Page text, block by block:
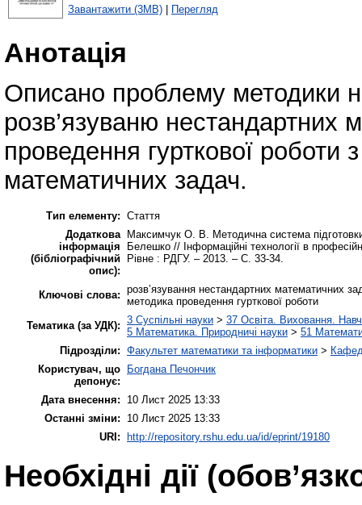
Завантажити (3MB) | Перегляд
Анотація
Описано проблему методики
розв’язуваню нестандартних
проведення гурткової роботи
математичних задач.
Тип елементу: Стаття
Додаткова
інформація
(бібліографічний
опис):
Максимчук О. В. Методична система
Белешко // Інформаційні технології в
Рівне : РДГУ. – 2013. – С. 33-34.
Ключові слова: розв’язування нестандартних математичних
методика проведення гурткової роботи
Тематика (за УДК): 3 Суспільні науки > 37 Освіта. Виховання.
5 Математика. Природничі науки > 51
Підрозділи: Факультет математики та інформатики >
Користувач, що
депонує:
Богдана Печончик
Дата внесення:
10 Лист 2025 13:33
Останні зміни:
10 Лист 2025 13:33
URI:
http://repository.rshu.edu.ua/id/eprint/19180
Необхідні дії